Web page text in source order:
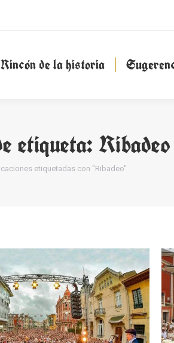
Rincón de la historia
etiqueta: Ribadeo
etiquetadas con "Ribadeo"
Rincón de la historia